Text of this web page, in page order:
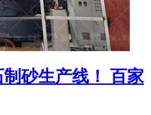
制砂生产线！ 百家